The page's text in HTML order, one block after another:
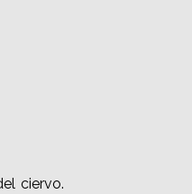
ciervo.